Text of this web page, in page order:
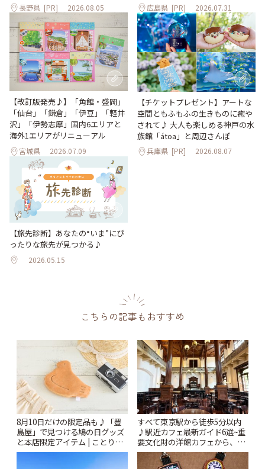
長野県 [PR] 2026.08.05 広島県 [PR] 2026.07.31
【改訂版発売♪】「角館・盛岡」
「仙台」「鎌倉」「伊豆」「軽井
沢」「伊勢志摩」国内6エリアと
海外1エリアがリニューアル
宮城県 2026.07.09
【チケットプレゼント】アートな
空間ともふもふの生きものに癒や
されて♪ 大人も楽しめる神戸の水
族館「átoa」と周辺さんぽ
兵庫県 [PR] 2026.08.07
【旅先診断】あなたの“いま”にぴ
ったりな旅先が見つかる♪
2026.05.15
こちらの記事もおすすめ
8月10日だけの限定品も♪「豊
島屋」で見つける鳩の日グッズ
と本店限定アイテム | ことりっ
ぷ
すべて東京駅から徒歩5分以内
♪駅近カフェ最新ガイド6選~重
要文化財の洋館カフェから、改
札すぐのレトロ喫茶まで~ | こと
りっぷ